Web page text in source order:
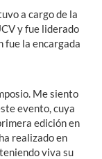
a cargo de la
y fue liderado
fue la encargada
Me siento
evento, cuya
edición en
realizado en
viva su